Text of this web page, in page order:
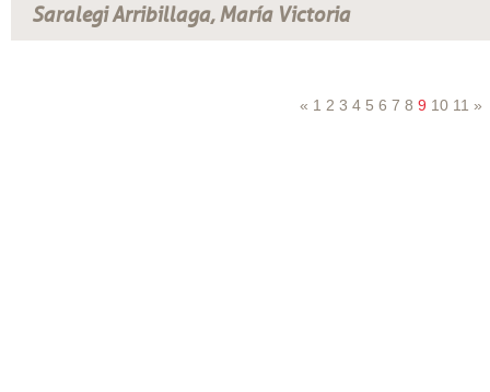
Saralegi Arribillaga, María Victoria
« 1 2 3 4 5 6 7 8 9 10 11 »